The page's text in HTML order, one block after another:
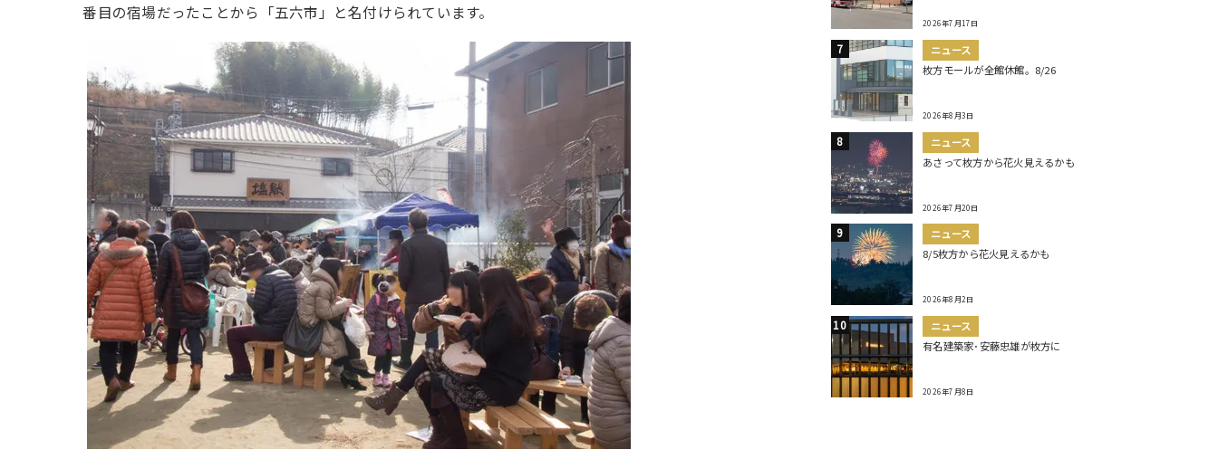
番目の宿場だったことから「五六市」と名付けられています。
2026年7月17日
ニュース
枚方モールが全館休館。8/26
2026年8月3日
ニュース
あさって枚方から花火見えるかも
2026年7月20日
ニュース
8/5枚方から花火見えるかも
2026年8月2日
ニュース
有名建築家･安藤忠雄が枚方に
2026年7月8日